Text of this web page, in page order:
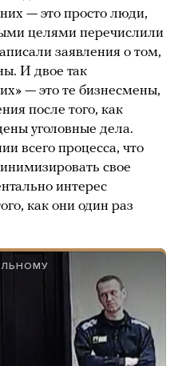
— это просто люди,
целями перечислили
заявления о том,
И двое так
— это те бизнесмены,
после того, как
уголовные дела.
всего процесса, что
свое
интерес
как они один раз